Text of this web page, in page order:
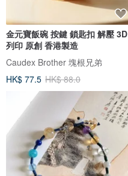
金元寶飯碗 按鍵 鎖匙扣 解壓 3D
列印 原創 香港製造
Caudex Brother 塊根兄弟
HK$ 77.5 HK$ 88.0